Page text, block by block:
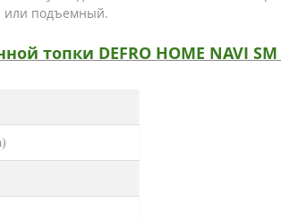
или подъемный.
топки DEFRO HOME NAVI